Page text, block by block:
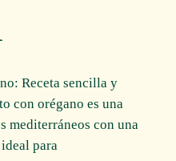
Receta sencilla y
con orégano es una
mediterráneos con una
para